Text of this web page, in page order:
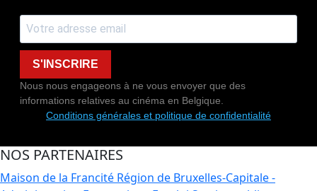
S'INSCRIRE
Nous nous engageons à ne vous envoyer que des
informations relatives au cinéma en Belgique.
Conditions générales et politique de confidentialité
NOS PARTENAIRES
Maison de la Francité Région de Bruxelles-Capitale -